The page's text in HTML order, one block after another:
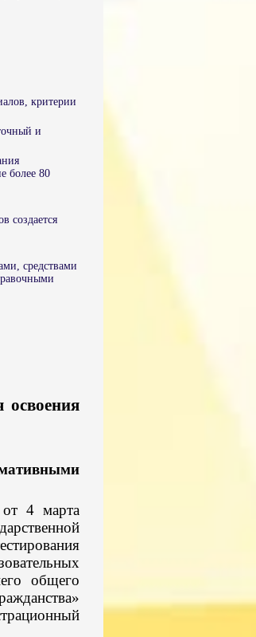
критерии
и
более 80
создается
средствами
освоения
от 4 марта
общего